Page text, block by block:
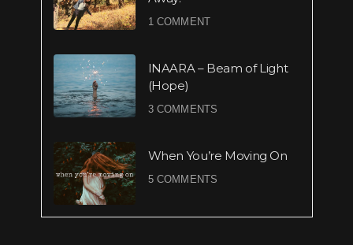
1 COMMENT
INAARA – Beam of Light
(Hope)
3 COMMENTS
When You’re Moving On
5 COMMENTS